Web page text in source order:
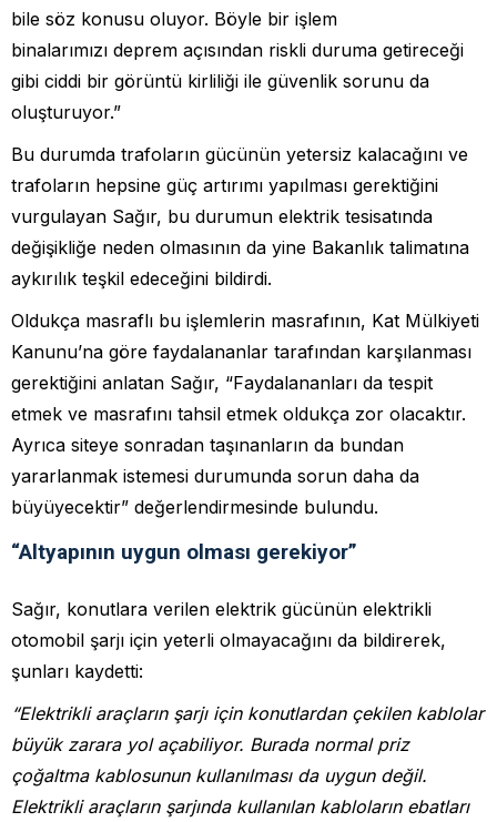
bile söz konusu oluyor. Böyle bir işlem
binalarımızı deprem açısından riskli duruma getireceği
gibi ciddi bir görüntü kirliliği ile güvenlik sorunu da
oluşturuyor.”
Bu durumda trafoların gücünün yetersiz kalacağını ve
trafoların hepsine güç artırımı yapılması gerektiğini
vurgulayan Sağır, bu durumun elektrik tesisatında
değişikliğe neden olmasının da yine Bakanlık talimatına
aykırılık teşkil edeceğini bildirdi.
Oldukça masraflı bu işlemlerin masrafının, Kat Mülkiyeti
Kanunu’na göre faydalananlar tarafından karşılanması
gerektiğini anlatan Sağır, “Faydalananları da tespit
etmek ve masrafını tahsil etmek oldukça zor olacaktır.
Ayrıca siteye sonradan taşınanların da bundan
yararlanmak istemesi durumunda sorun daha da
büyüyecektir” değerlendirmesinde bulundu.
“Altyapının uygun olması gerekiyor”
Sağır, konutlara verilen elektrik gücünün elektrikli
otomobil şarjı için yeterli olmayacağını da bildirerek,
şunları kaydetti:
“Elektrikli araçların şarjı için konutlardan çekilen kablolar
büyük zarara yol açabiliyor. Burada normal priz
çoğaltma kablosunun kullanılması da uygun değil.
Elektrikli araçların şarjında kullanılan kabloların ebatları